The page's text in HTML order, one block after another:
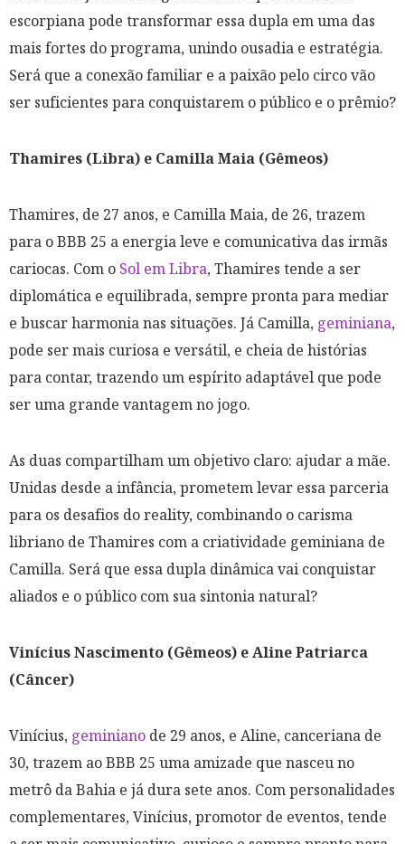
escorpiana pode transformar essa dupla em uma das
mais fortes do programa, unindo ousadia e estratégia.
Será que a conexão familiar e a paixão pelo circo vão
ser suficientes para conquistarem o público e o prêmio?
Thamires (Libra) e Camilla Maia (Gêmeos)
Thamires, de 27 anos, e Camilla Maia, de 26, trazem
para o BBB 25 a energia leve e comunicativa das irmãs
cariocas. Com o Sol em Libra, Thamires tende a ser
diplomática e equilibrada, sempre pronta para mediar
e buscar harmonia nas situações. Já Camilla, geminiana,
pode ser mais curiosa e versátil, e cheia de histórias
para contar, trazendo um espírito adaptável que pode
ser uma grande vantagem no jogo.
As duas compartilham um objetivo claro: ajudar a mãe.
Unidas desde a infância, prometem levar essa parceria
para os desafios do reality, combinando o carisma
libriano de Thamires com a criatividade geminiana de
Camilla. Será que essa dupla dinâmica vai conquistar
aliados e o público com sua sintonia natural?
Vinícius Nascimento (Gêmeos) e Aline Patriarca
(Câncer)
Vinícius, geminiano de 29 anos, e Aline, canceriana de
30, trazem ao BBB 25 uma amizade que nasceu no
metrô da Bahia e já dura sete anos. Com personalidades
complementares, Vinícius, promotor de eventos, tende